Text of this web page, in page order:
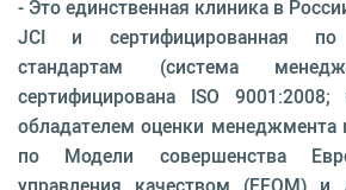
- Это единственная клиника в
JCI и сертифицированная по
стандартам (система
сертифицирована ISO 9001:2008;
обладателем оценки менеджмента
по Модели совершенства